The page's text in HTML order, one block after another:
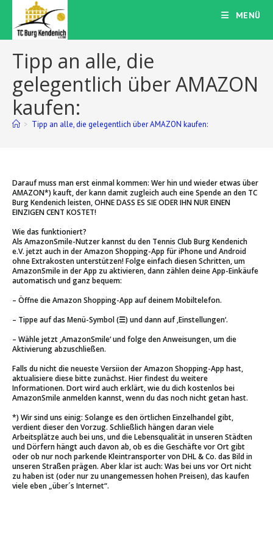
Inhalt
springen
MENÜ
Tipp an alle, die
gelegentlich über AMAZON
kaufen:
> Tipp an alle, die gelegentlich über AMAZON kaufen:
Darauf muss man erst einmal kommen: Wer hin und wieder etwas über
AMAZON*) kauft, der kann damit zugleich auch eine Spende an den TC
Burg Kendenich leisten, OHNE DASS ES SIE ODER IHN NUR EINEN
EINZIGEN CENT KOSTET!
Wie das funktioniert?
Als AmazonSmile-Nutzer kannst du den Tennis Club Burg Kendenich
e.V. jetzt auch in der Amazon Shopping-App für iPhone und Android
ohne Extrakosten unterstützen! Folge einfach diesen Schritten, um
AmazonSmile in der App zu aktivieren, dann zählen deine App-Einkäufe
automatisch und ganz bequem:
– Öffne die Amazon Shopping-App auf deinem Mobiltelefon.
– Tippe auf das Menü-Symbol (☰) und dann auf ‚Einstellungen‘.
– Wähle jetzt ‚AmazonSmile‘ und folge den Anweisungen, um die
Aktivierung abzuschließen.
Falls du nicht die neueste Versiion der Amazon Shopping-App hast,
aktualisiere diese bitte zunächst. Hier findest du weitere
Informationen. Dort wird auch erklärt, wie du dich kostenlos bei
AmazonSmile anmelden kannst, wenn du das noch nicht getan hast.
*) Wir sind uns einig: Solange es den örtlichen Einzelhandel gibt,
verdient dieser den Vorzug. Schließlich hängen daran viele
Arbeitsplätze auch bei uns, und die Lebensqualität in unseren Städten
und Dörfern hängt auch davon ab, ob es die Geschäfte vor Ort gibt
oder ob nur noch parkende Kleintransporter von DHL & Co. das Bild in
unseren Straßen prägen. Aber klar ist auch: Was bei uns vor Ort nicht
zu haben ist (oder nur zu unangemessen hohen Preisen), das kaufen
viele eben „über´s Internet“.